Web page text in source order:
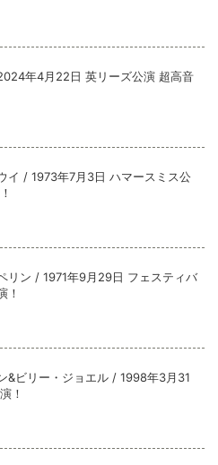
年4月22日 英リーズ公演 超高音
イ / 1973年7月3日 ハマースミス公
リン / 1971年9月29日 フェスティバ
！
&ビリー・ジョエル / 1998年3月31
！